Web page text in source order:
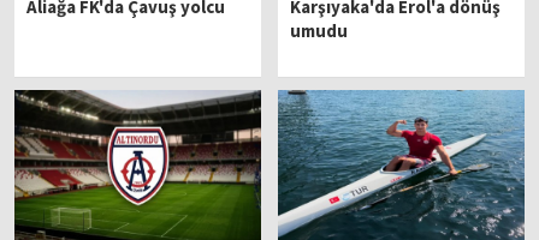
Aliağa FK'da Çavuş yolcu
Karşıyaka'da Erol'a dönüş
umudu